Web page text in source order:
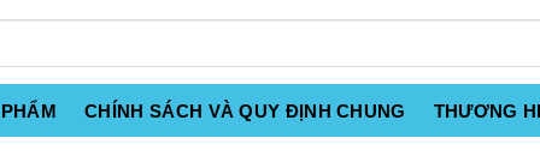
CHÍNH SÁCH VÀ QUY ĐỊNH CHUNG THƯƠNG